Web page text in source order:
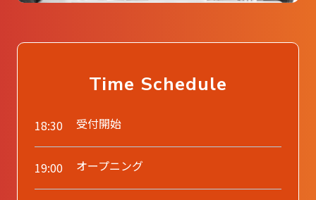
Time Schedule
18:30 受付開始
19:00 オープニング